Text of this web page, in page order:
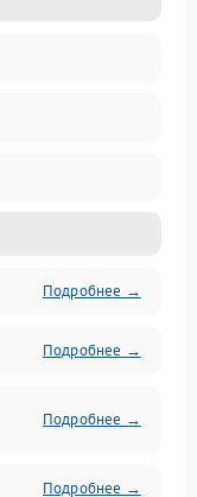
Подробнее →
Подробнее →
Подробнее →
Подробнее →